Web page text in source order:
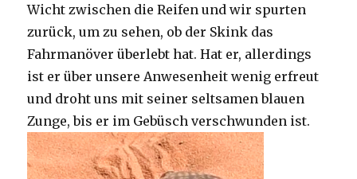
Wicht zwischen die Reifen und wir spurten
zurück, um zu sehen, ob der Skink das
Fahrmanöver überlebt hat. Hat er, allerdings
ist er über unsere Anwesenheit wenig erfreut
und droht uns mit seiner seltsamen blauen
Zunge, bis er im Gebüsch verschwunden ist.